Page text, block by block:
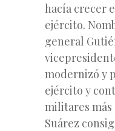
hacía crecer
ejército.
general
modernizó y
ejército y
militares más
Suárez